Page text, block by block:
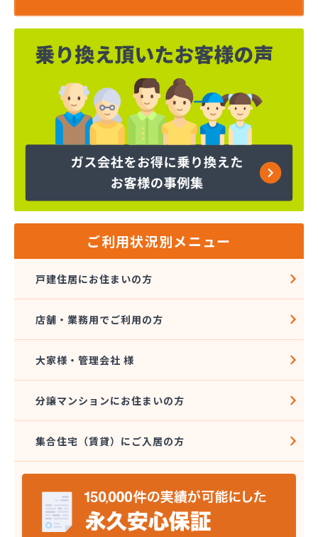
ご利用状況別メニュー
戸建住居にお住まいの方
店舗・業務用でご利用の方
大家様・管理会社 様
分譲マンションにお住まいの方
集合住宅（賃貸）にご入居の方